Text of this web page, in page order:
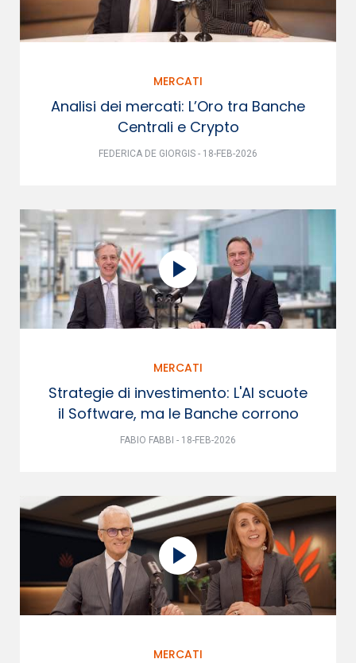
MERCATI
Analisi dei mercati: L’Oro tra Banche
Centrali e Crypto
FEDERICA DE GIORGIS - 18-FEB-2026
MERCATI
Strategie di investimento: L'AI scuote
il Software, ma le Banche corrono
FABIO FABBI - 18-FEB-2026
MERCATI